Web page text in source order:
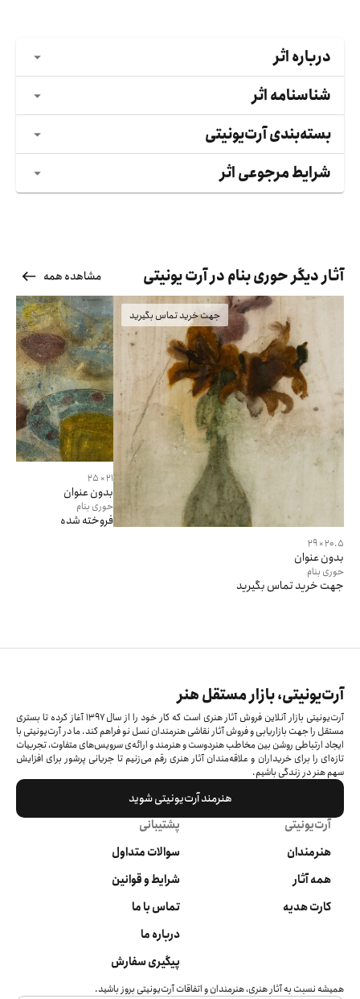
درباره اثر
شناسنامه اثر
بسته‌بندی آرت‌یونیتی
شرایط مرجوعی اثر
آثار دیگر حوری بنام در آرت یونیتی مشاهده همه
جهت خرید تماس بگیرید
20.5 × 29
بدون عنوان
حوری بنام
جهت خرید تماس بگیرید
21 × 25
بدون عنوان
حوری بنام
فروخته شده
آرت‌یونیتی، بازار مستقل هنر
آرت‌یونیتی بازار آنلاین فروش آثار هنری است که کار خود را از سال ۱۳۹۷ آغاز کرده‌ تا بستری
مستقل را جهت بازاریابی و فروش آثار نقاشی هنرمندان نسل نو فراهم کند. ما در آرت‌یونیتی با
ایجاد ارتباطی روشن بین مخاطب هنردوست و هنرمند و ارائه‌ی سرویس‌های متفاوت، تجربیات
تازه‌ای را برای خریداران و علاقه‌مندان آثار هنری رقم می‌زنیم تا جریانی پرشور برای افزایش
سهم هنر در زندگی باشیم.
هنرمند آرت‌یونیتی شوید
آرت‌یونیتی
هنرمندان
همه آثار
کارت هدیه
پشتیبانی
سوالات متداول
شرایط و قوانین
تماس با ما
درباره ما
پیگیری سفارش
همیشه نسبت به آثار هنری، هنرمندان و اتفاقات آرت‌یونیتی بروز باشید.